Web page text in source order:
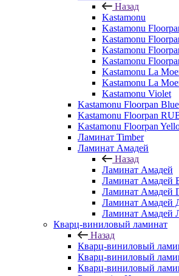
Назад
Kastamonu
Kastamonu
Kastamonu
Kastamonu
Kastamonu
Kastamonu La
Kastamonu La
Kastamonu Violet
Kastamonu Floorpan Blue
Kastamonu Floorpan
Kastamonu Floorpan
Ламинат Timber
Ламинат Амадей
Назад
Ламинат Амадей
Ламинат Амадей
Ламинат Амадей
Ламинат Амадей
Ламинат Амадей
Кварц-виниловый ламинат
Назад
Кварц-виниловый
Кварц-виниловый
Кварц-виниловый